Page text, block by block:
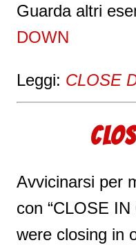
Guarda altri
DOWN
Leggi: CLOSE
Avvicinarsi per
con “CLOSE
were closing in